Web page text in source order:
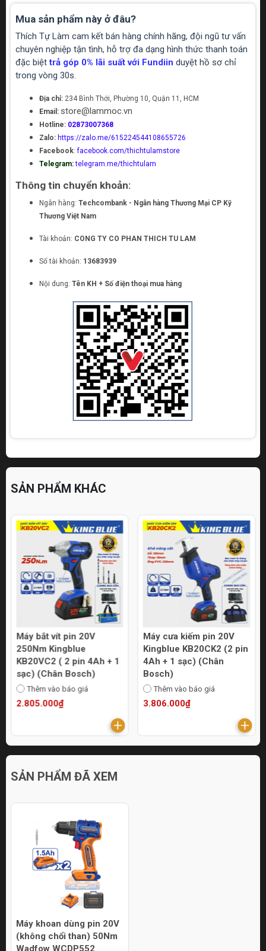
Mua sản phẩm này ở đâu?
Thích Tự Làm cam kết bán hàng chính hãng, đội ngũ tư vấn
chuyên nghiệp tận tình, hỗ trợ đa dạng hình thức thanh toán
đặc biệttrả góp 0% lãi suất với Fundiin duyệt hồ sơ chỉ
trong vòng 30s.
Địa chỉ: 234 Bình Thới, Phường 10, Quận 11, HCM
Email: store@lammoc.vn
Hotline: 02873007368
Zalo: https://zalo.me/615224544108655726
Facebook:facebook.com/thichtulamstore
Telegram: telegram.me/thichtulam
Thông tin chuyển khoản:
Ngân hàng: Techcombank - Ngân hàng Thương Mại CP Kỹ
Thương Việt Nam
Tài khoản: CONG TY CO PHAN THICH TU LAM
Số tài khoản: 13683939
Nội dung: Tên KH + Số điện thoại mua hàng
SẢN PHẨM KHÁC
Máy bắt vít pin 20V
250Nm Kingblue
KB20VC2 ( 2 pin 4Ah + 1
sạc) (Chân Bosch)
Thêm vào báo giá
2.805.000₫
Máy cưa kiếm pin 20V
Kingblue KB20CK2 (2 pin
4Ah + 1 sạc) (Chân
Bosch)
Thêm vào báo giá
3.806.000₫
SẢN PHẨM ĐÃ XEM
Máy khoan dùng pin 20V
(không chổi than) 50Nm
Wadfow WCDP552